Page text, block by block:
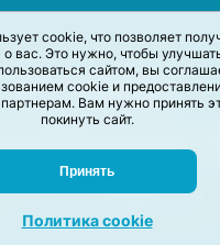
cookie, что позволяет
вас. Это нужно, чтобы
сайтом, вы
cookie и
Вам нужно принять
покинуть сайт.
Принять
Политика cookie
акций и скидок на товары и
Задать вопрос
Social production 2020 –2026